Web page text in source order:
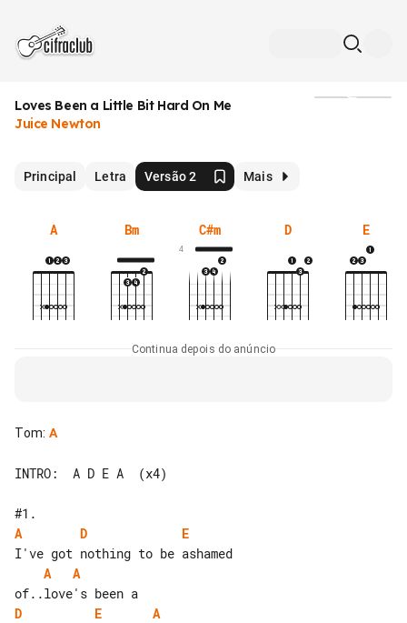
Loves Been a Little Bit Hard On Me
Juice Newton
Principal Letra Versão 2 Mais
A Bm C#m
4
D E
Continua depois do anúncio
Tom: A
INTRO:  A D E A  (x4)
A
D
E
A
A
D
E
A